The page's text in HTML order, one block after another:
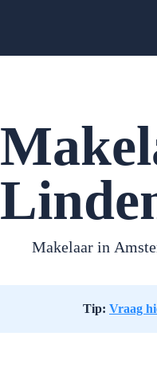
Makelaar in
Tip: Vraag